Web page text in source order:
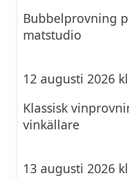
Bubbelprovning
matstudio
12 augusti 2026
Klassisk
vinkällare
13 augusti 2026